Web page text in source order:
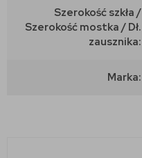
Szerokość szkła /
Szerokość mostka / Dł.
zausznika:
Marka: